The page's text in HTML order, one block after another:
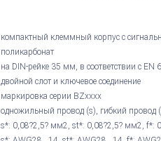
компактный клеммный корпус с
поликарбонат
на DIN-рейке 35 мм, в соответствии с EN
двойной слот и ключевое соединение
маркировка серии BZxxxx
одножильный провод (s), гибкий провод
s*: 0,08?2,5? мм2, st*: 0,08?2,5? мм2, f*: